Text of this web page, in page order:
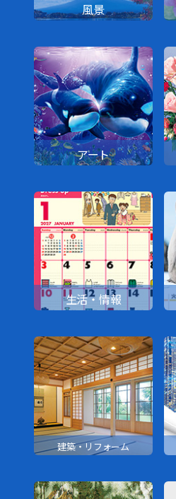
風景
アート
生活・情報
建築・リフォーム